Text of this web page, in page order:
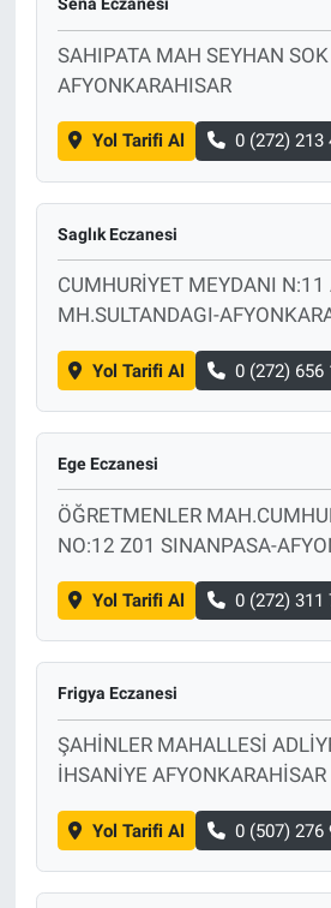
SAHIPATA MAH SEYHAN
AFYONKARAHISAR
Yol Tarifi Al 0 (272) 213
Saglık Eczanesi
CUMHURİYET MEYDANI N:11
MH.SULTANDAGI-
Yol Tarifi Al 0 (272) 656
Ege Eczanesi
ÖĞRETMENLER
NO:12 Z01 SINANPASA-
Yol Tarifi Al 0 (272) 311
Frigya Eczanesi
ŞAHİNLER MAHALLESİ
İHSANİYE AFYONKARAHİSAR
Yol Tarifi Al 0 (507) 276